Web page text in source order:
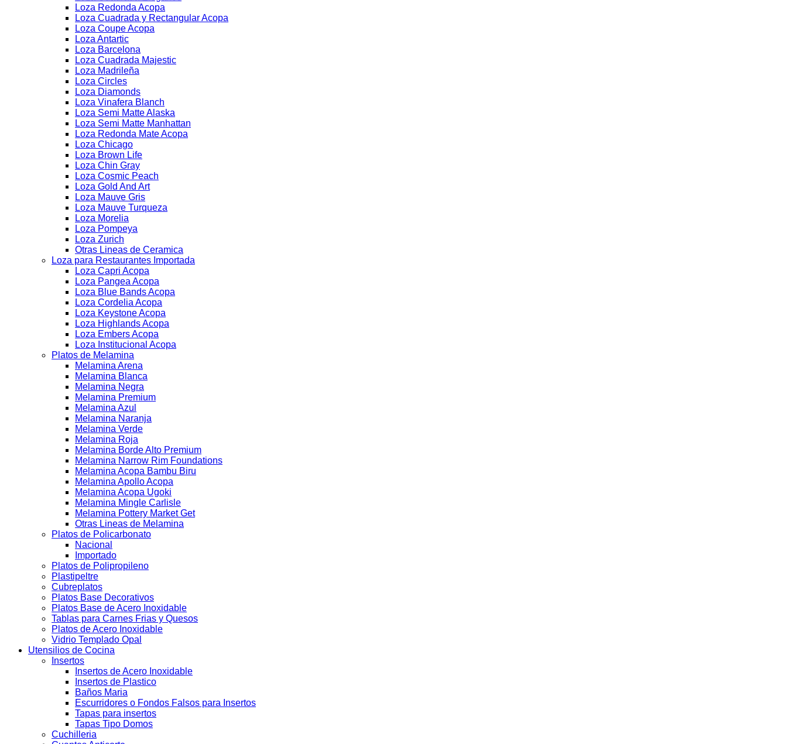
Loza Redonda Acopa
Loza Cuadrada y Rectangular Acopa
Loza Coupe Acopa
Loza Antartic
Loza Barcelona
Loza Cuadrada Majestic
Loza Madrileña
Loza Circles
Loza Diamonds
Loza Vinafera Blanch
Loza Semi Matte Alaska
Loza Semi Matte Manhattan
Loza Redonda Mate Acopa
Loza Chicago
Loza Brown Life
Loza Chin Gray
Loza Cosmic Peach
Loza Gold And Art
Loza Mauve Gris
Loza Mauve Turqueza
Loza Morelia
Loza Pompeya
Loza Zurich
Otras Lineas de Ceramica
Loza para Restaurantes Importada
Loza Capri Acopa
Loza Pangea Acopa
Loza Blue Bands Acopa
Loza Cordelia Acopa
Loza Keystone Acopa
Loza Highlands Acopa
Loza Embers Acopa
Loza Institucional Acopa
Platos de Melamina
Melamina Arena
Melamina Blanca
Melamina Negra
Melamina Premium
Melamina Azul
Melamina Naranja
Melamina Verde
Melamina Roja
Melamina Borde Alto Premium
Melamina Narrow Rim Foundations
Melamina Acopa Bambu Biru
Melamina Apollo Acopa
Melamina Acopa Ugoki
Melamina Mingle Carlisle
Melamina Pottery Market Get
Otras Lineas de Melamina
Platos de Policarbonato
Nacional
Importado
Platos de Polipropileno
Plastipeltre
Cubreplatos
Platos Base Decorativos
Platos Base de Acero Inoxidable
Tablas para Carnes Frias y Quesos
Platos de Acero Inoxidable
Vidrio Templado Opal
Utensilios de Cocina
Insertos
Insertos de Acero Inoxidable
Insertos de Plastico
Baños Maria
Escurridores o Fondos Falsos para Insertos
Tapas para insertos
Tapas Tipo Domos
Cuchilleria